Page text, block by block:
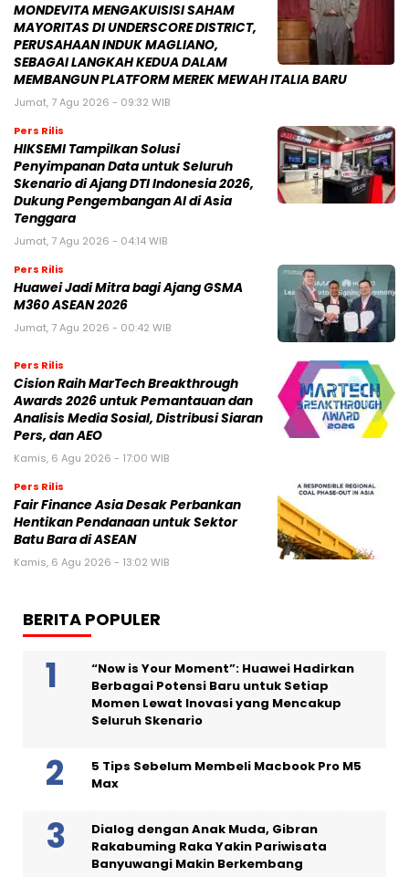
MONDEVITA MENGAKUISISI SAHAM
MAYORITAS DI UNDERSCORE DISTRICT,
PERUSAHAAN INDUK MAGLIANO,
SEBAGAI LANGKAH KEDUA DALAM
MEMBANGUN PLATFORM MEREK MEWAH ITALIA BARU
Jumat, 7 Agu 2026 - 09:32 WIB
Pers Rilis
HIKSEMI Tampilkan Solusi
Penyimpanan Data untuk Seluruh
Skenario di Ajang DTI Indonesia 2026,
Dukung Pengembangan AI di Asia
Tenggara
Jumat, 7 Agu 2026 - 04:14 WIB
Pers Rilis
Huawei Jadi Mitra bagi Ajang GSMA
M360 ASEAN 2026
Jumat, 7 Agu 2026 - 00:42 WIB
Pers Rilis
Cision Raih MarTech Breakthrough
Awards 2026 untuk Pemantauan dan
Analisis Media Sosial, Distribusi Siaran
Pers, dan AEO
Kamis, 6 Agu 2026 - 17:00 WIB
Pers Rilis
Fair Finance Asia Desak Perbankan
Hentikan Pendanaan untuk Sektor
Batu Bara di ASEAN
Kamis, 6 Agu 2026 - 13:02 WIB
BERITA POPULER
“Now is Your Moment”: Huawei Hadirkan
Berbagai Potensi Baru untuk Setiap
Momen Lewat Inovasi yang Mencakup
Seluruh Skenario
5 Tips Sebelum Membeli Macbook Pro M5
Max
Dialog dengan Anak Muda, Gibran
Rakabuming Raka Yakin Pariwisata
Banyuwangi Makin Berkembang